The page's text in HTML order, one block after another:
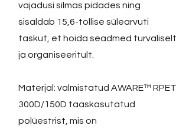
vajadusi silmas pidades ning
sisaldab 15,6-tollise sülearvuti
taskut, et hoida seadmed turvaliselt
ja organiseeritult.
Materjal: valmistatud AWARE™ RPET
300D/150D taaskasutatud
polüestrist, mis on